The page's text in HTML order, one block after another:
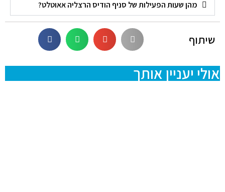
מהן שעות הפעילות של סניף הודיס הרצליה אאוטלט?
שיתוף
אולי יעניין אותך